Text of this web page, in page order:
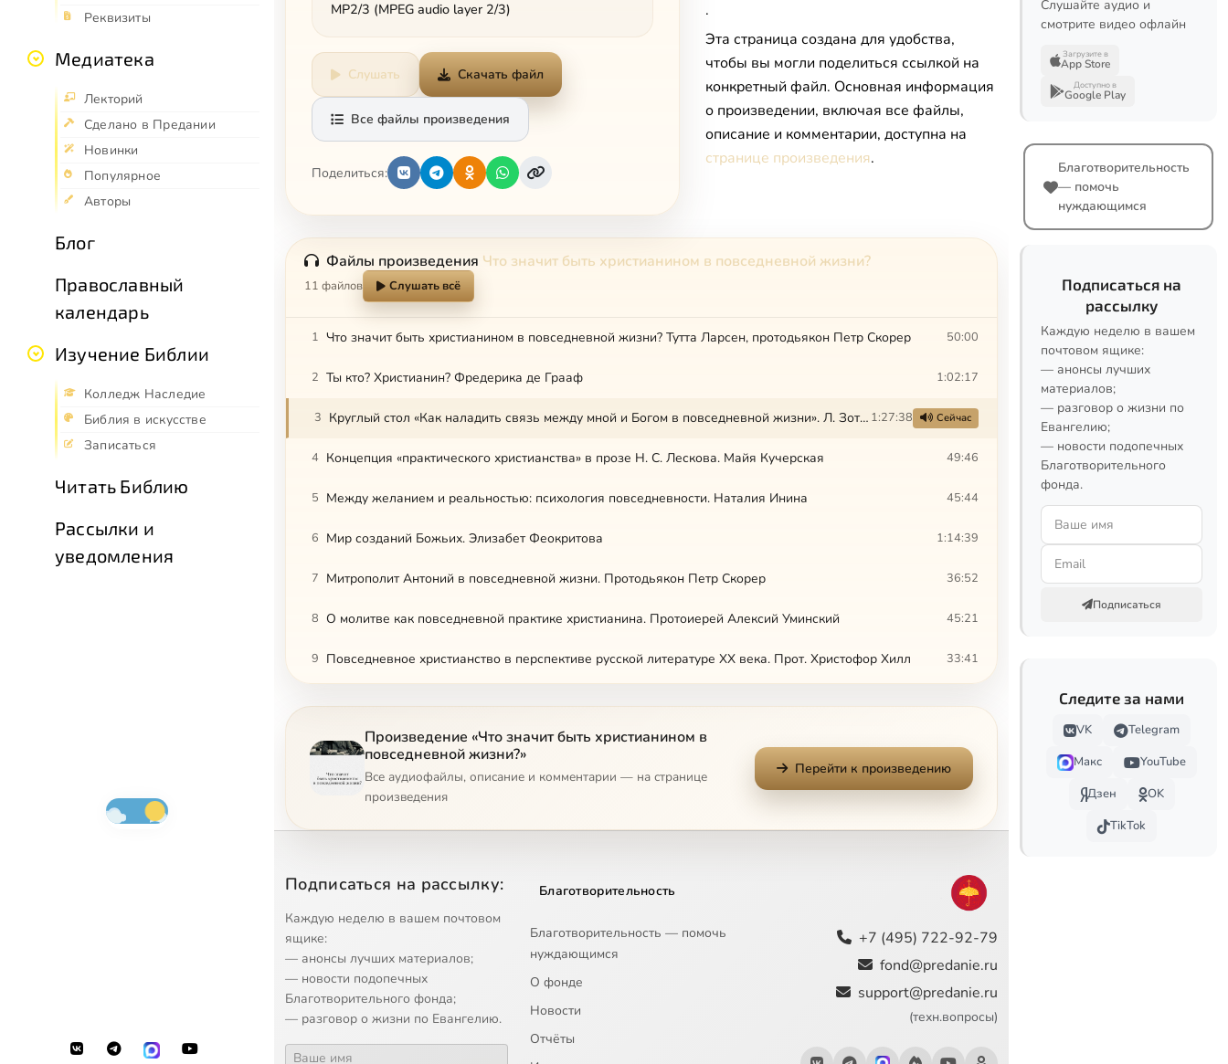
Реквизиты
Медиатека
Лекторий
Сделано в Предании
Новинки
Популярное
Авторы
Блог
Православный
календарь
Изучение Библии
Колледж Наследие
Библия в искусстве
Записаться
Читать Библию
Рассылки и
уведомления
MP2/3 (MPEG audio layer 2/3)
Слушать Скачать файл
Все файлы произведения
Поделиться:
.
Эта страница создана для удобства,
чтобы вы могли поделиться ссылкой на
конкретный файл. Основная информация
о произведении, включая все файлы,
описание и комментарии, доступна на
странице произведения.
Файлы произведения Что значит быть христианином в повседневной жизни?
11 файлов Слушать всё
1 Что значит быть христианином в повседневной жизни? Тутта Ларсен, протодьякон Петр Скорер 50:00
2 Ты кто? Христианин? Фредерика де Грааф 1:02:17
3 Круглый стол «Как наладить связь между мной и Богом в повседневной жизни». Л. Зотова, В. Архипов, И. (Гуайта), К. Мацан, Т. Касаткина 1:27:38 Сейчас
4 Концепция «практического христианства» в прозе Н. С. Лескова. Майя Кучерская 49:46
5 Между желанием и реальностью: психология повседневности. Наталия Инина 45:44
6 Мир созданий Божьих. Элизабет Феокритова 1:14:39
7 Митрополит Антоний в повседневной жизни. Протодьякон Петр Скорер 36:52
8 О молитве как повседневной практике христианина. Протоиерей Алексий Уминский 45:21
9 Повседневное христианство в перспективе русской литературе XX века. Прот. Христофор Хилл 33:41
11 Вопрос времени в богословии митрополита Антония Сурожского. Протоиерей Димитрий Сизоненко
Произведение «Что значит быть христианином в
повседневной жизни?»
Все аудиофайлы, описание и комментарии — на странице
произведения
Перейти к произведению
Подписаться на рассылку:
Каждую неделю в вашем почтовом
ящике:
— анонсы лучших материалов;
— новости подопечных
Благотворительного фонда;
— разговор о жизни по Евангелию.
Благотворительность
Благотворительность — помочь
нуждающимся
О фонде
Новости
Отчёты
+7 (495) 722-92-79
fond@predanie.ru
support@predanie.ru
(техн.вопросы)
Слушайте аудио и
смотрите видео офлайн
Загрузите в
App Store
Доступно в
Google Play
Благотворительность
— помочь
нуждающимся
Подписаться на
рассылку
Каждую неделю в вашем
почтовом ящике:
— анонсы лучших
материалов;
— разговор о жизни по
Евангелию;
— новости подопечных
Благотворительного
фонда.
Подписаться
Следите за нами
VK
Telegram
Макс
YouTube
Дзен
OK
TikTok